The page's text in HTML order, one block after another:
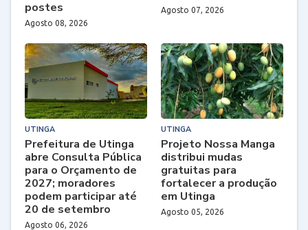
postes
Agosto 08, 2026
Agosto 07, 2026
UTINGA
Prefeitura de Utinga
abre Consulta Pública
para o Orçamento de
2027; moradores
podem participar até
20 de setembro
Agosto 06, 2026
UTINGA
Projeto Nossa Manga
distribui mudas
gratuitas para
fortalecer a produção
em Utinga
Agosto 05, 2026